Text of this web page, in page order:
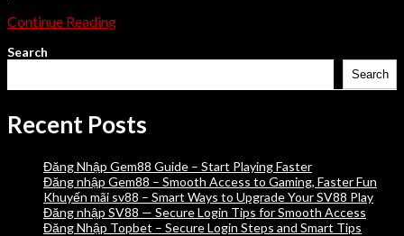
Continue Reading
Search
Search
Recent Posts
Đăng Nhập Gem88 Guide – Start Playing Faster
Đăng nhập Gem88 – Smooth Access to Gaming, Faster Fun
Khuyến mãi sv88 – Smart Ways to Upgrade Your SV88 Play
Đăng nhập SV88 — Secure Login Tips for Smooth Access
Đăng Nhập Topbet – Secure Login Steps and Smart Tips